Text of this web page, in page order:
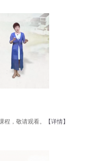
，敬请观看。 【详情】